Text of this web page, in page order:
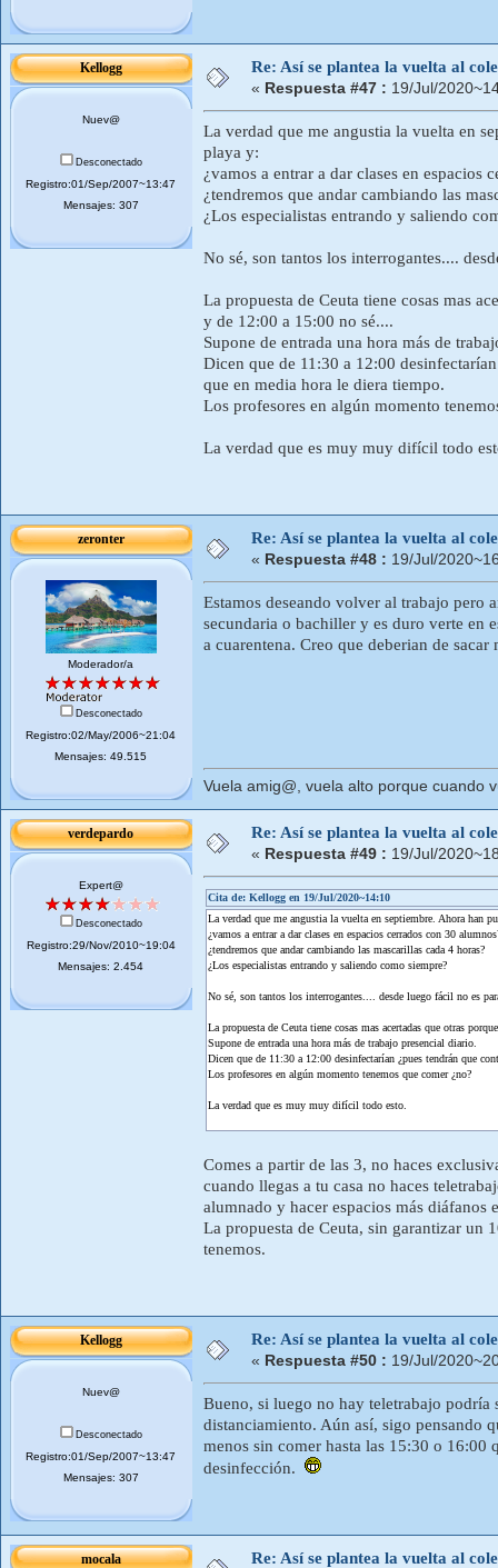
Kellogg
Nuev@
Desconectado
Registro:01/Sep/2007~13:47
Mensajes: 307
Re: Así se plantea la vuelta al
« Respuesta #47 : 19/Jul/
La verdad que me angustia la vuelta en
playa y:
¿vamos a entrar a dar clases en espacios
¿tendremos que andar cambiando las
¿Los especialistas entrando y saliendo
No sé, son tantos los interrogantes....
La propuesta de Ceuta tiene cosas mas
y de 12:00 a 15:00 no sé....
Supone de entrada una hora más de
Dicen que de 11:30 a 12:00
que en media hora le diera tiempo.
Los profesores en algún momento
La verdad que es muy muy difícil todo
zeronter
Moderador/a
Desconectado
Registro:02/May/2006~21:04
Mensajes: 49.515
Re: Así se plantea la vuelta al
« Respuesta #48 : 19/Jul/
Estamos deseando volver al trabajo pero
secundaria o bachiller y es duro verte en
a cuarentena. Creo que deberian de
Vuela amig@, vuela alto porque cuando
verdepardo
Expert@
Desconectado
Registro:29/Nov/2010~19:04
Mensajes: 2.454
Re: Así se plantea la vuelta al
« Respuesta #49 : 19/Jul/
Cita de: Kellogg en 19/Jul/2020~14:10
La verdad que me angustia la vuelta en septiembre. Ahora han
¿vamos a entrar a dar clases en espacios cerrados con 30
¿tendremos que andar cambiando las mascarillas cada 4 horas?
¿Los especialistas entrando y saliendo como siempre?
No sé, son tantos los interrogantes.... desde luego fácil no es
La propuesta de Ceuta tiene cosas mas acertadas que otras
Supone de entrada una hora más de trabajo presencial diario.
Dicen que de 11:30 a 12:00 desinfectarían ¿pues tendrán que
Los profesores en algún momento tenemos que comer ¿no?
La verdad que es muy muy difícil todo esto.
Comes a partir de las 3, no haces
cuando llegas a tu casa no haces
alumnado y hacer espacios más diáfanos
La propuesta de Ceuta, sin garantizar un
tenemos.
Kellogg
Nuev@
Desconectado
Registro:01/Sep/2007~13:47
Mensajes: 307
Re: Así se plantea la vuelta al
« Respuesta #50 : 19/Jul/
Bueno, si luego no hay teletrabajo podría
distanciamiento. Aún así, sigo pensando
menos sin comer hasta las 15:30 o 16:00
desinfección.
mocala Re: Así se plantea la vuelta al